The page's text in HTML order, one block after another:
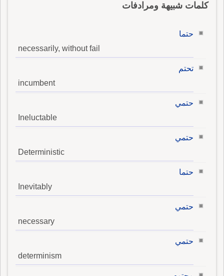
كلمات شبيهة ومرادفات
حتما
necessarily, without fail
تحتم
incumbent
حتمي
Ineluctable
حتمي
Deterministic
حتما
Inevitably
حتمي
necessary
حتمي
determinism